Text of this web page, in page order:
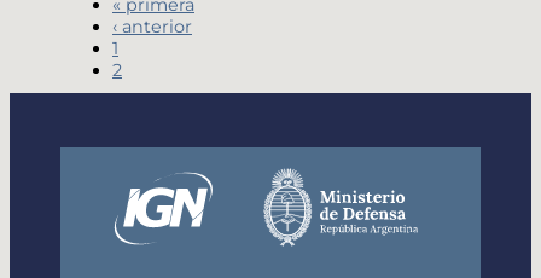
« primera
‹ anterior
1
2